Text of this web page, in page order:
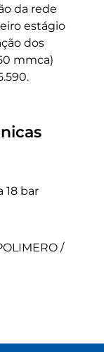
da rede
estágio
dos
mmca)
18 bar
/